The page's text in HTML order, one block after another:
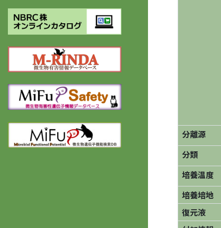
分離源
分類
培養温度
培養培地
復元液